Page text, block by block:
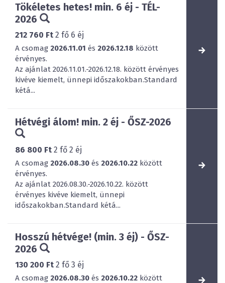
Tökéletes hetes! min. 6 éj - TÉL-
2026
212 760 Ft 2 fő 6 éj
A csomag 2026.11.01 és 2026.12.18 között
érvényes.
Az ajánlat 2026.11.01.-2026.12.18. között érvényes
kivéve kiemelt, ünnepi időszakokban.Standard
kétá...
Hétvégi álom! min. 2 éj - ŐSZ-2026
86 800 Ft 2 fő 2 éj
A csomag 2026.08.30 és 2026.10.22 között
érvényes.
Az ajánlat 2026.08.30.-2026.10.22. között
érvényes kivéve kiemelt, ünnepi
időszakokban.Standard kétá...
Hosszú hétvége! (min. 3 éj) - ŐSZ-
2026
130 200 Ft 2 fő 3 éj
A csomag 2026.08.30 és 2026.10.22 között